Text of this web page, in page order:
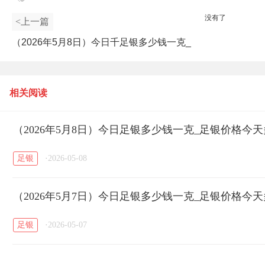
<上一篇
（2026年5月8日）今日千足银多少钱一克_
没有了
相关阅读
（2026年5月8日）今日足银多少钱一克_足银价格今
足银 · 2026-05-08
（2026年5月7日）今日足银多少钱一克_足银价格今
足银 · 2026-05-07